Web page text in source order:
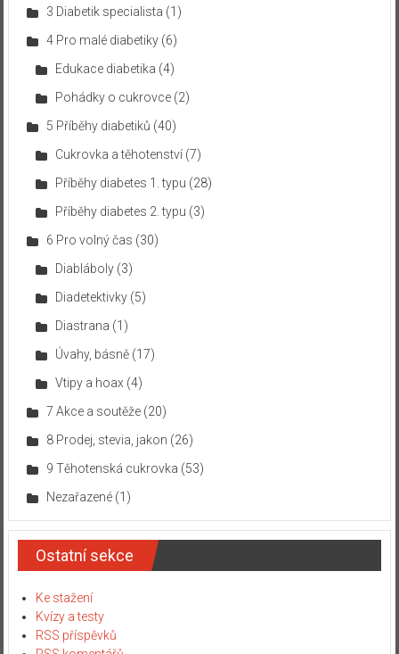
3 Diabetik specialista (1)
4 Pro malé diabetiky(6)
Edukace diabetika (4)
Pohádky o cukrovce(2)
5 Příběhy diabetiků (40)
Cukrovka a těhotenství(7)
Příběhy diabetes 1. typu (28)
Příběhy diabetes 2. typu (3)
6 Pro volný čas (30)
Diabláboly(3)
Diadetektivky(5)
Diastrana (1)
Úvahy, básně(17)
Vtipy a hoax (4)
7 Akce a soutěže(20)
8 Prodej, stevia, jakon (26)
9 Těhotenská cukrovka (53)
Nezařazené(1)
Ostatní sekce
Ke stažení
Kvízy a testy
RSS příspěvků